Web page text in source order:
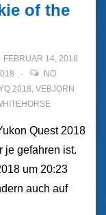
of the
FEBRUAR 14, 2018
NO
2018, VEBJORN
Quest 2018
je gefahren ist.
um 20:23
auch auf